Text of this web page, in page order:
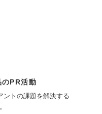
PR活動
ントの課題を解決する